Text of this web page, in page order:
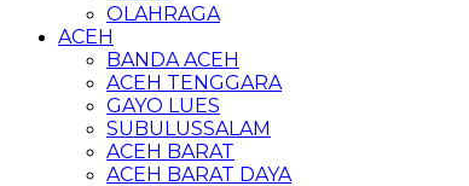
OLAHRAGA
ACEH
BANDA ACEH
ACEH TENGGARA
GAYO LUES
SUBULUSSALAM
ACEH BARAT
ACEH BARAT DAYA